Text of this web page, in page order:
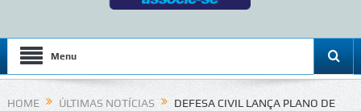
Menu
HOME ÚLTIMAS NOTÍCIAS
DEFESA CIVIL LANÇA PLANO DE